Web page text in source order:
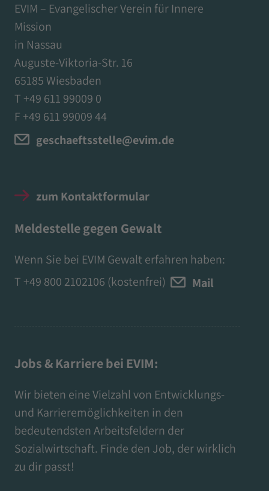
EVIM – Evangelischer Verein für Innere
Mission
in Nassau
Auguste-Viktoria-Str. 16
65185 Wiesbaden
T +49 611 99009 0
F +49 611 99009 44
geschaeftsstelle@evim.de
zum Kontaktformular
Meldestelle gegen Gewalt
Wenn Sie bei EVIM Gewalt erfahren haben:
T +49 800 2102106 (kostenfrei) Mail
Jobs & Karriere bei EVIM:
Wir bieten eine Vielzahl von Entwicklungs-
und Karrieremöglichkeiten in den
bedeutendsten Arbeitsfeldern der
Sozialwirtschaft. Finde den Job, der wirklich
zu dir passt!